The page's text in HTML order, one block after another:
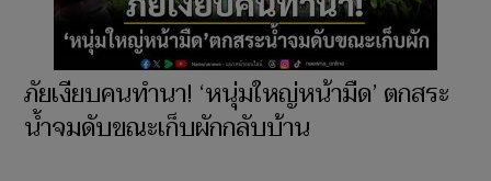
ภัยเงียบคนทำนา! ‘หนุ่มใหญ่หน้ามืด’ ตกสระ
น้ำจมดับขณะเก็บผักกลับบ้าน